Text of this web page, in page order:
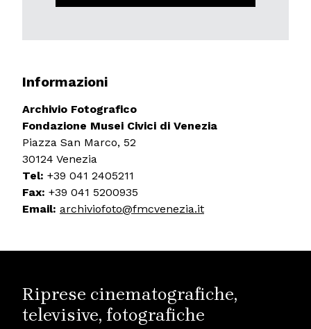
Informazioni
Archivio Fotografico
Fondazione Musei Civici di Venezia
Piazza San Marco, 52
30124 Venezia
Tel: +39 041 2405211
Fax: +39 041 5200935
Email: archiviofoto@fmcvenezia.it
Riprese cinematografiche,
televisive, fotografiche